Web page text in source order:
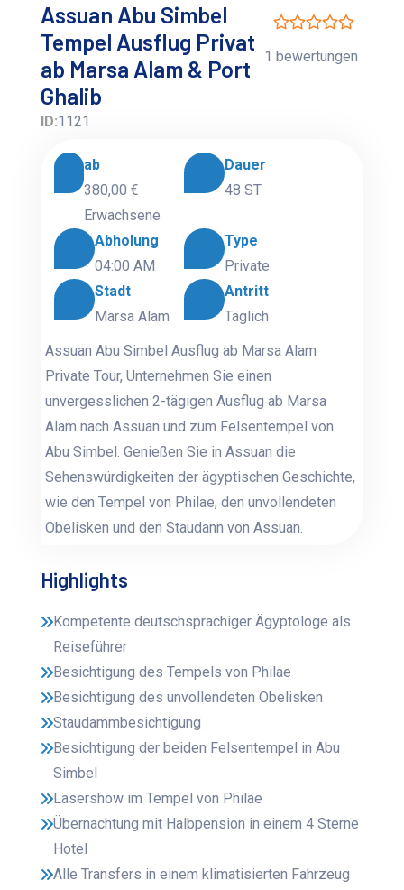
Assuan Abu Simbel
Tempel Ausflug Privat
ab Marsa Alam & Port
Ghalib
ID:1121
1 bewertungen
ab
380,00 €
Erwachsene
Dauer
48 ST
Abholung
04:00 AM
Type
Private
Stadt
Marsa Alam
Antritt
Täglich
Assuan Abu Simbel Ausflug ab Marsa Alam
Private Tour, Unternehmen Sie einen
unvergesslichen 2-tägigen Ausflug ab Marsa
Alam nach Assuan und zum Felsentempel von
Abu Simbel. Genießen Sie in Assuan die
Sehenswürdigkeiten der ägyptischen Geschichte,
wie den Tempel von Philae, den unvollendeten
Obelisken und den Staudann von Assuan.
Highlights
Kompetente deutschsprachiger Ägyptologe als
Reiseführer
Besichtigung des Tempels von Philae
Besichtigung des unvollendeten Obelisken
Staudammbesichtigung
Besichtigung der beiden Felsentempel in Abu
Simbel
Lasershow im Tempel von Philae
Übernachtung mit Halbpension in einem 4 Sterne
Hotel
Alle Transfers in einem klimatisierten Fahrzeug